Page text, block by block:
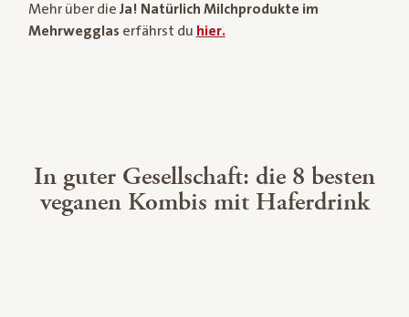
Mehr über die Ja! Natürlich Milchprodukte im
Mehrwegglas erfährst du hier.
In guter Gesellschaft: die 8 besten
veganen Kombis mit Haferdrink